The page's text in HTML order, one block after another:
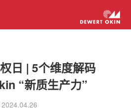
日 | 5个维度解码
“新质生产力”
2024.04.26